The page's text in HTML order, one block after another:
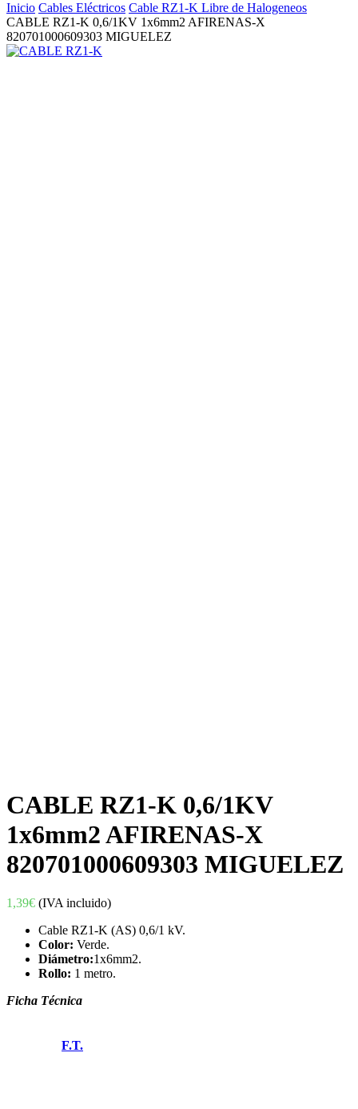
Inicio Cables Eléctricos Cable RZ1-K Libre de Halogeneos
CABLE RZ1-K 0,6/1KV 1x6mm2 AFIRENAS-X
820701000609303 MIGUELEZ
CABLE RZ1-K 0,6/1KV
1x6mm2 AFIRENAS-X
820701000609303 MIGUELEZ
1,39€ (IVA incluido)
Cable RZ1-K (AS) 0,6/1 kV.
Color: Verde.
Diámetro:1x6mm2.
Rollo: 1 metro.
Ficha Técnica
F.T.